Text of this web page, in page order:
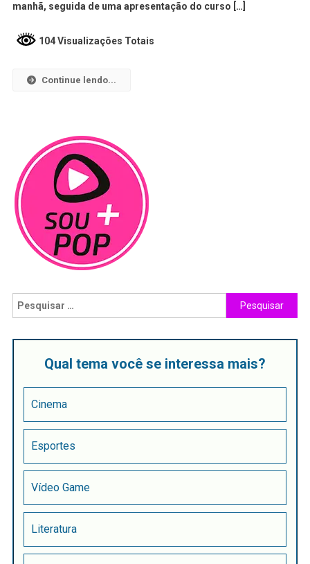
manhã, seguida de uma apresentação do curso […]
104 Visualizações Totais
Continue lendo...
Qual tema você se interessa mais?
Cinema
Esportes
Vídeo Game
Literatura